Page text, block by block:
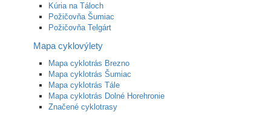
Kúria na Táloch
Požičovňa Šumiac
Požičovňa Telgárt
Mapa cyklovýlety
Mapa cyklotrás Brezno
Mapa cyklotrás Šumiac
Mapa cyklotrás Tále
Mapa cyklotrás Dolné Horehronie
Značené cyklotrasy